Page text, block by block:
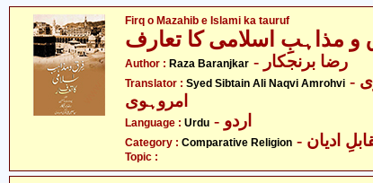
Firq o Mazahib e Islami ka tauruf
و مذاہبِ اسلامی کا تعارف
Author : Raza Baranjkar - رضا برنجکار
Translator : Syed Sibtain Ali Naqvi Amrohvi - سید سبطین علی نقوی
امروہوی
Language : Urdu - اردو
Category : Comparative Religion ادیان
Topic :